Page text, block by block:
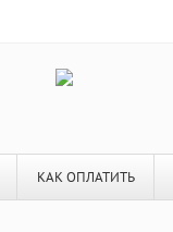
КАК ОПЛАТИТЬ